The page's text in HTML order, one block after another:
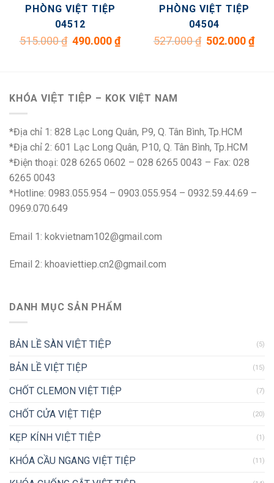
PHÒNG VIỆT TIỆP
04512
515.000₫
Giá
gốc
490.000₫Giá
hiện
PHÒNG VIỆT TIỆP
04504
527.000₫ Giá
gốc
502.000₫Giá
hiện
KHÓA VIỆT TIỆP – KOK VIỆT NAM
*Địa chỉ 1: 828 Lạc Long Quân, P9, Q. Tân Bình, Tp.HCM
*Địa chỉ 2: 601 Lạc Long Quân, P10, Q. Tân Bình, Tp.HCM
*Điện thoại: 028 6265 0602 – 028 6265 0043 – Fax: 028
6265 0043
*Hotline: 0983.055.954 – 0903.055.954 – 0932.59.44.69 –
0969.070.649
Email 1: kokvietnam102@gmail.com
Email 2: khoaviettiep.cn2@gmail.com
DANH MỤC SẢN PHẨM
BẢN LỀ SÀN VIỆT TIỆP (5)
BẢN LỀ VIỆT TIỆP (15)
CHỐT CLEMON VIỆT TIỆP (7)
CHỐT CỬA VIỆT TIỆP (20)
KẸP KÍNH VIỆT TIỆP (1)
KHÓA CẦU NGANG VIỆT TIỆP (11)